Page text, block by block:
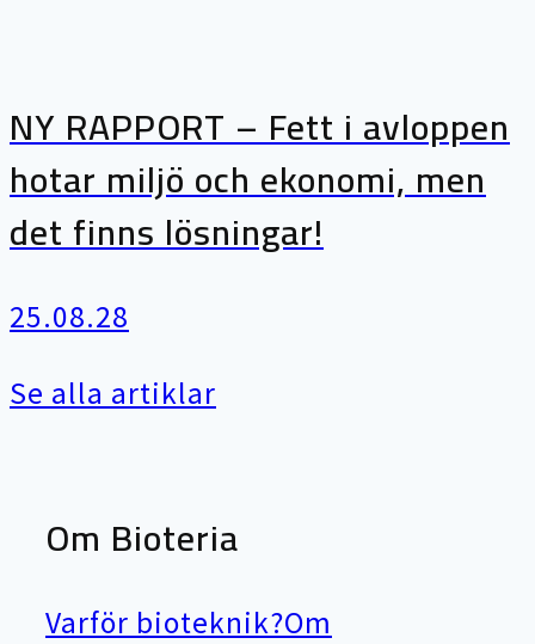
NY RAPPORT – Fett i avloppen
hotar miljö och ekonomi, men
det finns lösningar!
25.08.28
Se alla artiklar
Om Bioteria
Varför bioteknik?Om